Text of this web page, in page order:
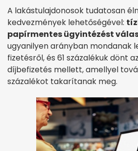
A lakástulajdonosok tudatosan
kedvezmények lehetőségével:
papírmentes ügyintézést
ugyanilyen arányban mondanak
fizetésről, és 61 százalékuk dönt
díjbefizetés mellett, amellyel
százalékot takarítanak meg.